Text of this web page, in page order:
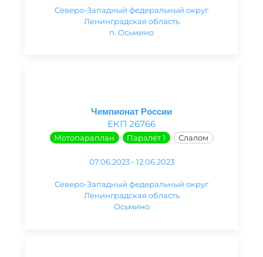
Северо-Западный федеральный округ
Ленинградская область
п. Осьмино
Чемпионат России
ЕКП 26766
Мотопараплан Паралёт 1 Слалом
07.06.2023 - 12.06.2023
Северо-Западный федеральный округ
Ленинградская область
Осьмино